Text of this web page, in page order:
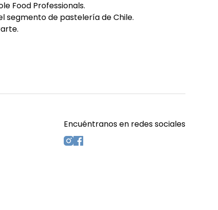
Food Professionals.
segmento de pastelería de Chile.
Encuéntranos en redes sociales